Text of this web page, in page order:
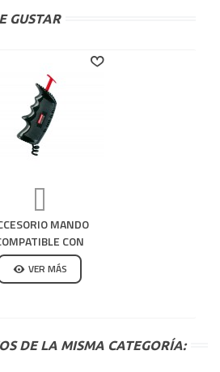
GUSTAR
MANDO
CON
CARRERA
EVOLUTION
VER MÁS
DE LA MISMA CATEGORÍA: